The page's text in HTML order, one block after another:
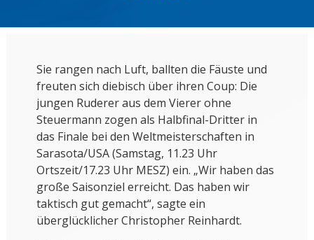
Sie rangen nach Luft, ballten die Fäuste und
freuten sich diebisch über ihren Coup: Die
jungen Ruderer aus dem Vierer ohne
Steuermann zogen als Halbfinal-Dritter in
das Finale bei den Weltmeisterschaften in
Sarasota/USA (Samstag, 11.23 Uhr
Ortszeit/17.23 Uhr MESZ) ein. „Wir haben das
große Saisonziel erreicht. Das haben wir
taktisch gut gemacht“, sagte ein
überglücklicher Christopher Reinhardt.